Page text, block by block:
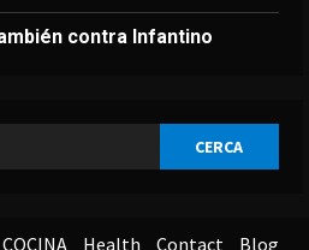
contra Infantino
COCINA Health Contact Blog